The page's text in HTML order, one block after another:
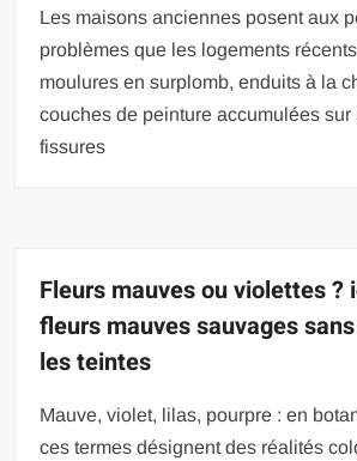
Les maisons anciennes posent aux
problèmes que les logements
moulures en surplomb, enduits à la
couches de peinture accumulées sur
fissures
Fleurs mauves ou violettes ?
fleurs mauves sauvages
les teintes
Mauve, violet, lilas, pourpre : en
ces termes désignent des réalités